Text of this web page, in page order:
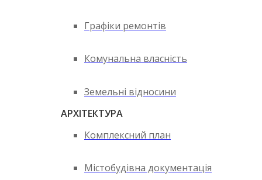
Графіки ремонтів
Комунальна власність
Земельні відносини
АРХІТЕКТУРА
Комплексний план
Містобудівна документація